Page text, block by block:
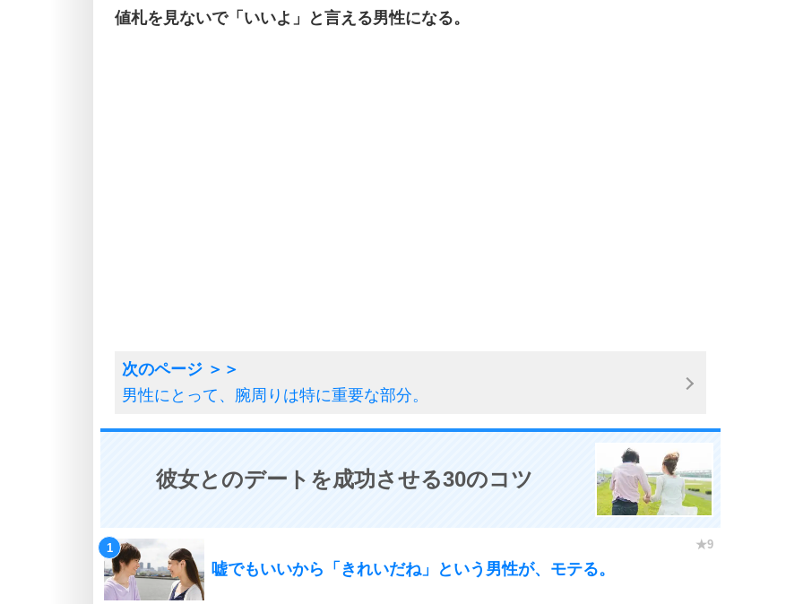
値札を見ないで「いいよ」と言える男性になる。
男性にとって、腕周りは特に重要な部分。
彼女とのデートを成功させる30のコツ
嘘でもいいから「きれいだね」という男性が、モテる。